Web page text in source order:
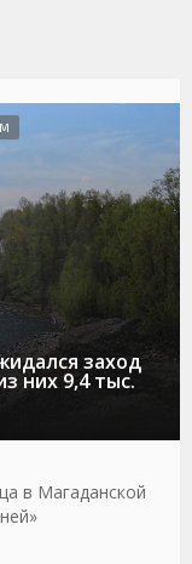
заход
них 9,4 тыс.
в Магаданской